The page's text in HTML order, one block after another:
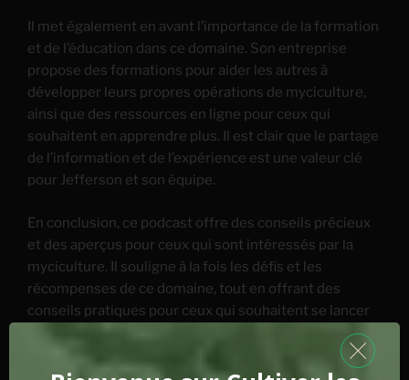
Il met également en avant l’importance de la formation
et de l’éducation dans ce domaine. Son entreprise
propose des formations pour aider les autres à
développer leurs propres opérations de myciculture,
ainsi que des ressources en ligne pour ceux qui
souhaitent en apprendre plus. Il est clair que le partage
de l’information et de l’expérience est une valeur clé
pour Jefferson et son équipe.
En conclusion, ce podcast offre des conseils précieux
et des aperçus pour ceux qui sont intéressés par la
myciculture. Il souligne à la fois les défis et les
récompenses de ce domaine, tout en offrant des
conseils pratiques pour ceux qui souhaitent se lancer
dans cette entreprise. Alors que la myciculture peut
appropriée, une compréhension de la microbiologie et